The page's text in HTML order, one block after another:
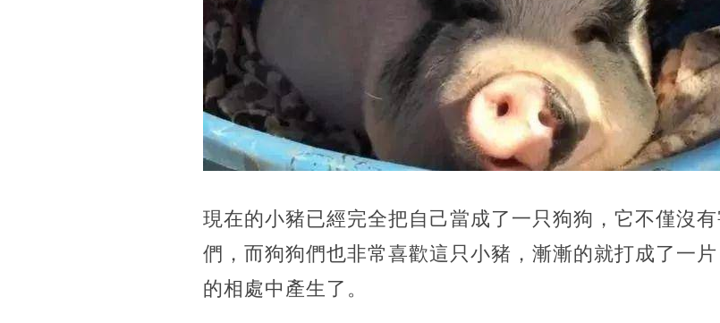
現在的小豬已經完全把自己當成了一只狗狗，它不僅沒
們，而狗狗們也非常喜歡這只小豬，漸漸的就打成了一
的相處中產生了。